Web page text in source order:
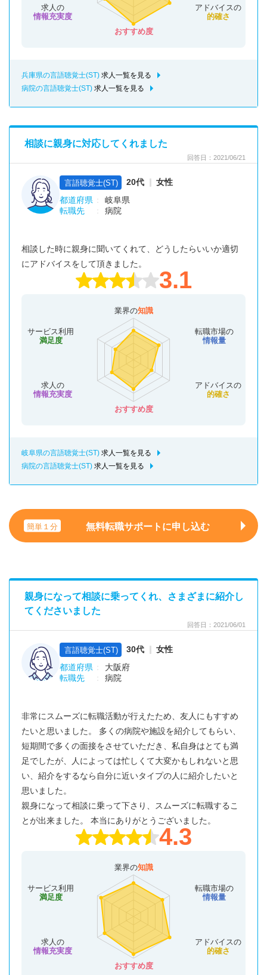
アドバイスの
的確さ
おすすめ度
求人の
情報充実度
兵庫県の言語聴覚士(ST) 求人一覧を見る
病院の言語聴覚士(ST) 求人一覧を見る
回答日：2021/06/21
相談に親身に対応してくれました
言語聴覚士(ST) 20代
女性
都道府県
岐阜県
転職先
病院
相談した時に親身に聞いてくれて、どうしたらいいか適切
にアドバイスをして頂きました。
3.1
業界の知識
転職市場の
情報量
アドバイスの
的確さ
おすすめ度
サービス利用
満足度
求人の
情報充実度
岐阜県の言語聴覚士(ST) 求人一覧を見る
病院の言語聴覚士(ST) 求人一覧を見る
簡単１分 無料転職サポートに申し込む
回答日：2021/06/01
親身になって相談に乗ってくれ、さまざまに紹介し
てくださいました
言語聴覚士(ST) 30代
女性
都道府県
大阪府
転職先
病院
非常にスムーズに転職活動が行えたため、友人にもすすめ
たいと思いました。 多くの病院や施設を紹介してもらい、
短期間で多くの面接をさせていただき、私自身はとても満
足でしたが、人によっては忙しくて大変かもしれないと思
い、紹介をするなら自分に近いタイプの人に紹介したいと
思いました。
親身になって相談に乗って下さり、スムーズに転職するこ
とが出来ました。 本当にありがとうございました。
4.3
業界の知識
転職市場の
情報量
アドバイスの
的確さ
おすすめ度
サービス利用
満足度
求人の
情報充実度